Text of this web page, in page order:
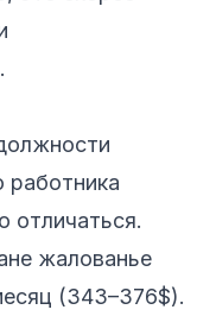
работника
отличаться.
жалованье
(343–376$).